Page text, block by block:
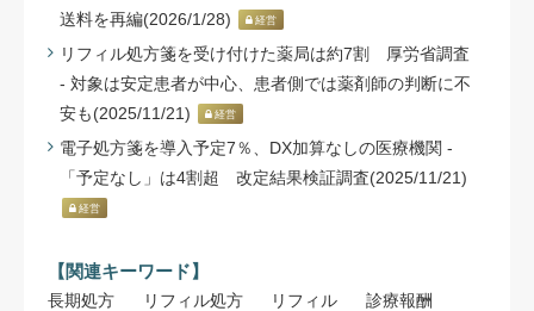
送料を再編(2026/1/28)
経営
リフィル処方箋を受け付けた薬局は約7割 厚労省調査
- 対象は安定患者が中心、患者側では薬剤師の判断に不
安も(2025/11/21)
経営
電子処方箋を導入予定7％、DX加算なしの医療機関 -
「予定なし」は4割超 改定結果検証調査(2025/11/21)
経営
【関連キーワード】
長期処方 リフィル処方 リフィル 診療報酬